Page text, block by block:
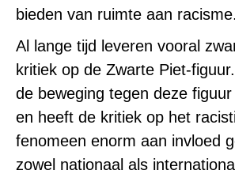
bieden van ruimte aan racisme.
Al lange tijd leveren vooral
kritiek op de Zwarte Piet-
de beweging tegen deze
en heeft de kritiek op het
fenomeen enorm aan invloed
zowel nationaal als